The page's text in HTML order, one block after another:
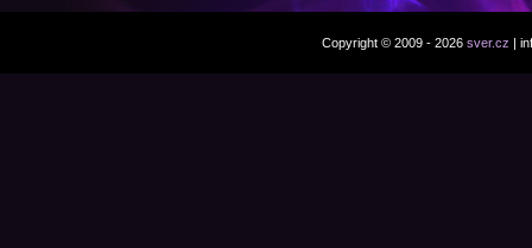
Copyright © 2009 - 2026 sver.cz |